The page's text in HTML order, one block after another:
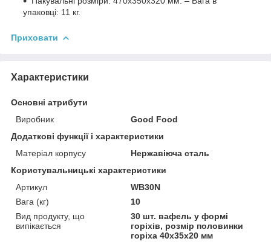
упаковці: 11 кг.
Приховати
Характеристики
Основні атрибути
Виробник
Good Food
Додаткові функції і характеристики
Матеріал корпусу
Нержавіюча сталь
Користувальницькі характеристики
Артикул
WB30N
Вага (кг)
10
Вид продукту, що
випікається
30 шт. вафель у формі
горіхів, розмір половинки
горіха 40х35х20 мм